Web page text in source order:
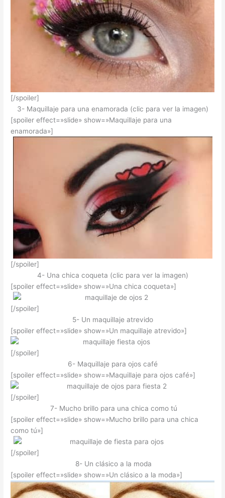
[/spoiler]
3- Maquillaje para una enamorada (clic para ver la imagen)
[spoiler effect=»slide» show=»Maquillaje para una
enamorada»]
[/spoiler]
4- Una chica coqueta (clic para ver la imagen)
[spoiler effect=»slide» show=»Una chica coqueta»]
[/spoiler]
5- Un maquillaje atrevido
[spoiler effect=»slide» show=»Un maquillaje atrevido»]
[/spoiler]
6- Maquillaje para ojos café
[spoiler effect=»slide» show=»Maquillaje para ojos café»]
[/spoiler]
7- Mucho brillo para una chica como tú
[spoiler effect=»slide» show=»Mucho brillo para una chica
como tú»]
[/spoiler]
8- Un clásico a la moda
[spoiler effect=»slide» show=»Un clásico a la moda»]